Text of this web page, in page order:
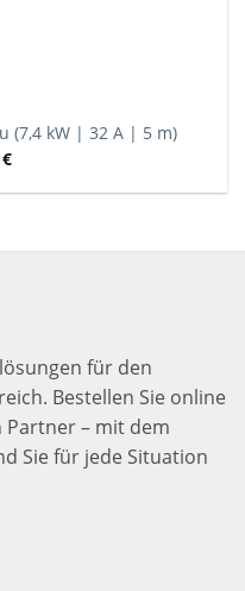
(7,4 kW | 32 A | 5 m)
€
für den
Bestellen Sie online
– mit dem
Sie für jede Situation